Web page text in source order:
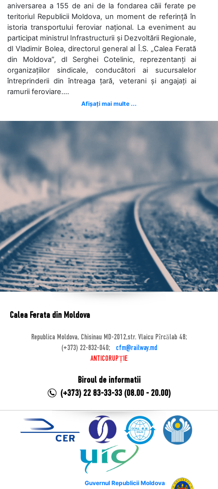
aniversarea a 155 de ani de la fondarea căii ferate pe
teritoriul Republicii Moldova, un moment de referință în
istoria transportului feroviar național. La eveniment au
participat ministrul Infrastructurii și Dezvoltării Regionale,
dl Vladimir Bolea, directorul general al Î.S. „Calea Ferată
din Moldova”, dl Serghei Cotelinic, reprezentanți ai
organizațiilor sindicale, conducători ai sucursalelor
întreprinderii din întreaga țară, veterani și angajați ai
ramurii feroviare....
Afișați mai multe ...
Calea Ferata din Moldova
Republica Moldova, Chisinau MD-2012,str. Vlaicu Pîrcălab 48;
(+373) 22-832-040;
cfm@railway.md
ANTICORUPȚIE
Biroul de informatii
(+373) 22 83-33-33 (08.00 - 20.00)
Guvernul Republicii Moldova